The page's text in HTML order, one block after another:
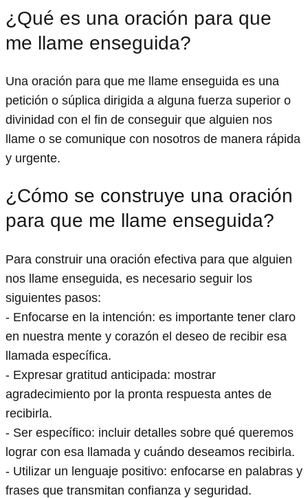
¿Qué es una oración para que
me llame enseguida?
Una oración para que me llame enseguida es una
petición o súplica dirigida a alguna fuerza superior o
divinidad con el fin de conseguir que alguien nos
llame o se comunique con nosotros de manera rápida
y urgente.
¿Cómo se construye una oración
para que me llame enseguida?
Para construir una oración efectiva para que alguien
nos llame enseguida, es necesario seguir los
siguientes pasos:
- Enfocarse en la intención: es importante tener claro
en nuestra mente y corazón el deseo de recibir esa
llamada específica.
- Expresar gratitud anticipada: mostrar
agradecimiento por la pronta respuesta antes de
recibirla.
- Ser específico: incluir detalles sobre qué queremos
lograr con esa llamada y cuándo deseamos recibirla.
- Utilizar un lenguaje positivo: enfocarse en palabras y
frases que transmitan confianza y seguridad.